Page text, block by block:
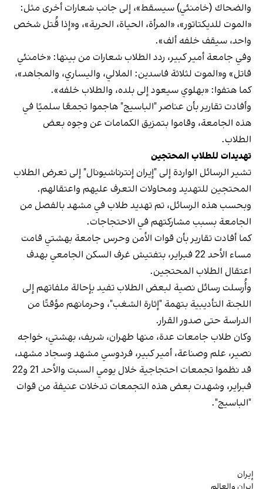
والضحاك (خامنئي) سيسقط»، إلى جانب شعارات أخرى مثل:
«الموت للديكتاتور»، «المرأة، الحياة، الحرية»، و«إذا قُتل شخص
واحد، سيقف خلفه ألف».
وفي جامعة أمير كبير، ردد الطلاب شعارات من بينها: «خامنئي
قاتل» و«الموت لثلاثة فاسدين: الملالي، واليساري، والمجاهد»،
كما هتفوا: «بهلوي سيعود إلى بلده، والطلاب خلفه».
وأفادت تقارير بأن عناصر "الباسيج" هاجموا تجمعًا سلميًا في
هذه الجامعة، وقاموا بتمزيق الكمامات عن وجوه بعض
الطلاب.
تهديدات للطلاب المحتجين
تشير الرسائل الواردة إلى "إيران إنترناشيونال" إلى تعرض الطلاب
المحتجين للتهديد ومحاولات التعرف عليهم واعتقالهم.
وبحسب هذه الرسائل، تم تهديد طلاب في مشهد بالفصل من
الجامعة بسبب مشاركتهم في الاحتجاجات.
كما أفادت تقارير بأن قوات الأمن وحرس جامعة بهشتي قامت
مساء الأحد 22 فبراير، بتفتيش غرف السكن الجامعي بهدف
اعتقال الطلاب المحتجين.
وأُرسلت رسائل نصية لبعض الطلاب تفيد بإحالة ملفاتهم إلى
اللجنة التأديبية بتهمة "إثارة الشغب"، وحرمانهم مؤقتًا من
الدراسة حتى صدور القرار.
وكان طلاب جامعات عدة، منها طهران، شريف، بهشتي، خواجه
نصير، علم وصناعة، أمير كبير، فردوسي مشهد وسجاد مشهد،
قد نظموا تجمعات احتجاجية خلال يومي السبت والأحد 21 و22
فبراير، وشهدت بعض هذه التجمعات تدخلات عنيفة من قوات
"الباسيج".
إيران